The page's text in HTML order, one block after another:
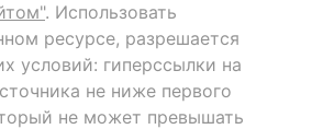
. Использовать
ресурсе, разрешается
условий: гиперссылки на
не ниже первого
не может превышать